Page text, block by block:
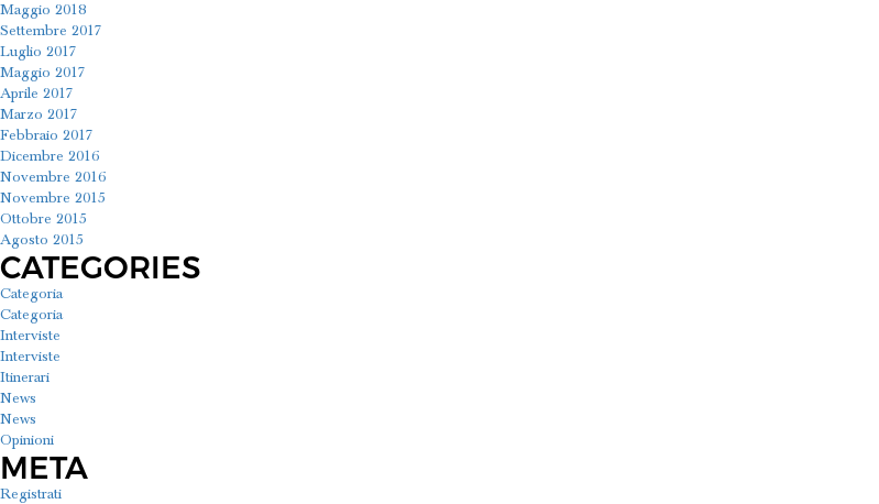
Maggio 2018
Settembre 2017
Luglio 2017
Maggio 2017
Aprile 2017
Marzo 2017
Febbraio 2017
Dicembre 2016
Novembre 2016
Novembre 2015
Ottobre 2015
Agosto 2015
CATEGORIES
Categoria
Categoria
Interviste
Interviste
Itinerari
News
News
Opinioni
META
Registrati